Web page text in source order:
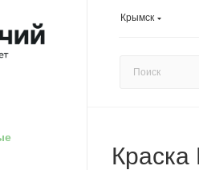
Крымск